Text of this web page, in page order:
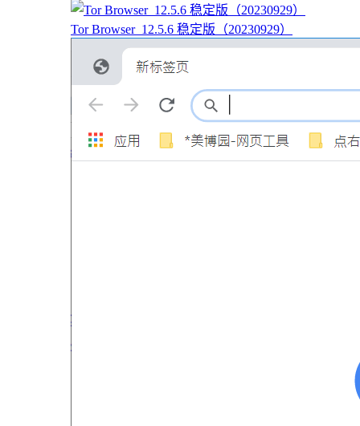
Tor Browser_12.5.6 稳定版（20230929）